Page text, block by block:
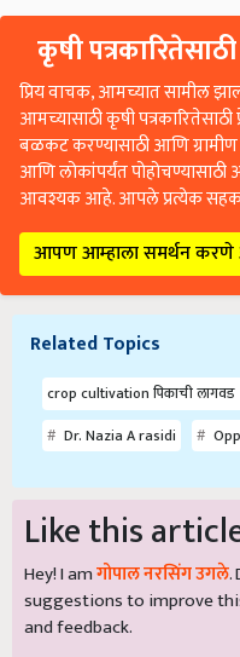
कृषी
प्रिय वाचक, आमच्यात सामील
आमच्यासाठी कृषी
बळकट करण्यासाठी आणि
आणि लोकांपर्यंत
आवश्यक आहे. आपले प्रत्येक
आपण आम्हाला समर्थन
Related Topics
crop cultivation पिकाची लागवड
Dr. Nazia A rasidi
Like this
Hey! I amगोपाल नरसिंग उगले.
suggestions to improve
and feedback.